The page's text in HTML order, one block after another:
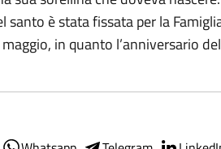
santo è stata fissata per la
in quanto l’anniversario